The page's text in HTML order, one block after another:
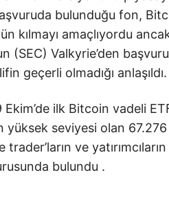
bulunduğu fon,
kılmayı amaçlıyordu
(SEC) Valkyrie’den
geçerli olmadığı anlaşıldı.
Ekim’de ilk Bitcoin vadeli
yüksek seviyesi olan
trader’ların ve
bulundu .